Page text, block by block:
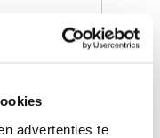
advertenties te